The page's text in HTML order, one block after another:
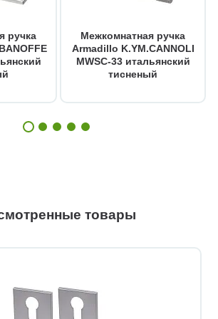
ручка
Межкомнатная ручка
Armadillo K.YM.CANNOLI
MWSC-33 итальянский
тисненый
товары